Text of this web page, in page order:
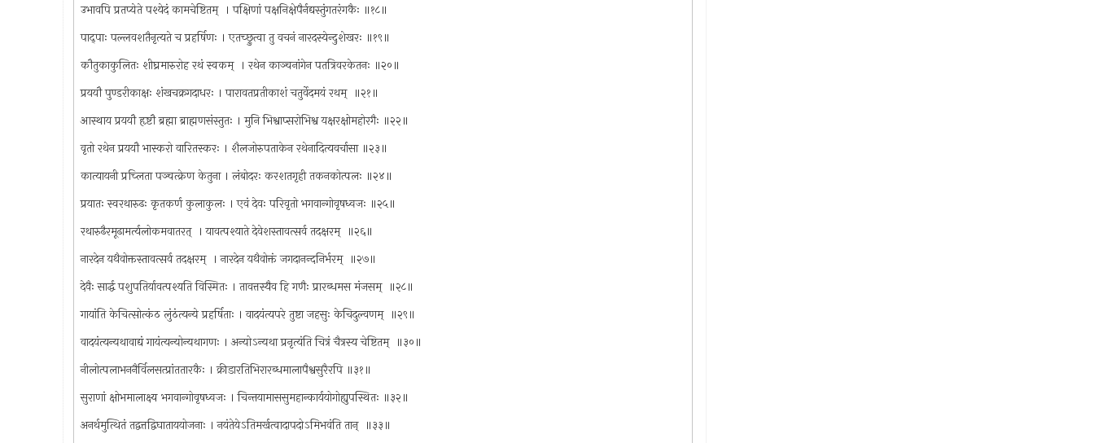
उभावपि प्रतप्येते पश्येदं कामचेष्टितम् ‍ । पक्षिणां पक्षनिक्षेपैर्नद्यस्तुंगतरंगकैः ॥१८॥
पाद्पाः पल्लवशतैनृत्यते च प्रहर्षिणः । एतच्छ्रुत्वा तु वचनं नारदस्येन्दुशेखरः ॥१९॥
कौतुकाकुलितः शीघ्रमारुरोह रथं स्वकम् ‍ । रथेन काञ्चनांगेन पतत्रिवरकेतनः ॥२०॥
प्रययौ पुण्डरीकाक्षः शंखचक्रगदाधरः । पारावतप्रतीकाशं चतुर्वेदमयं रथम् ‍ ॥२१॥
आस्थाय प्रययौ हृष्टौ ब्रह्मा ब्राह्मणसंस्तुतः । मुनि भिश्वाप्सरोभिश्व यक्षरक्षोमहोरगैः ॥२२॥
वृतो रथेन प्रययौ भास्करो वारितस्करः । शैलजोरुपताकेन रथेनादित्यवर्चासा ॥२३॥
कात्यायनी प्रच्लिता पञ्चत्क्रेण केतुना । लंबोदरः करशतगृही तकनकोत्पलः ॥२४॥
प्रयातः स्वरथारुढः कृतकर्ण कुलाकुलः । एवं देवः परिवृतो भगवान्गोवृषध्वजः ॥२५॥
रथारुढैरमूढामर्त्यलोकमवातरत् ‍ । यावत्पश्याते देवेशस्तावत्सर्व तदक्षरम् ‍ ॥२६॥
नारदेन यथैवोक्तस्तावत्सर्व तदक्षरम् ‍ । नारदेन यथैवोक्तं जगदानन्दनिर्भरम् ‍ ॥२७॥
देवैः सार्द्ध पशुपतिर्यावत्पश्यति विस्मितः । तावत्तस्यैव हि गणैः प्रारब्धमस मंजसम् ‍ ॥२८॥
गायांति केचित्सोत्कंठ लुंठंत्यन्ये प्रहर्षिताः । वादयंत्यपरे तुष्टा जहसुः केचिदुल्वणम् ‍ ॥२९॥
वादयंत्यन्यथावाद्यं गायंत्यन्योन्यथागणः । अन्योऽन्यथा प्रनृत्यंति चित्रं चैत्रस्य चेष्टितम् ‍ ॥३०॥
नीलोत्पलाभननैर्विलसत्प्रांततारकैः । क्रीडारतिभिरारब्धमालापैश्वसुरैरपि ॥३१॥
सुराणां क्षोभमालाक्ष्य भगवान्गोवृषध्वजः । चिन्तयामाससुमहान्कार्ययोगोह्युपस्थितः ॥३२॥
अनर्थमुत्थितं तद्वत्तद्विघाताययोजनाः । नयंतेयेऽतिमर्खत्वादापदोऽमिभवंति तान् ‍ ॥३३॥